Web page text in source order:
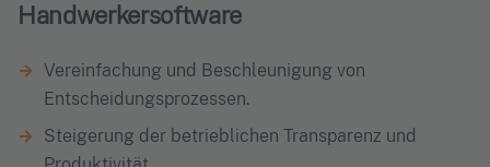
Handwerkersoftware
Vereinfachung und Beschleunigung von
Entscheidungsprozessen.
Steigerung der betrieblichen Transparenz und